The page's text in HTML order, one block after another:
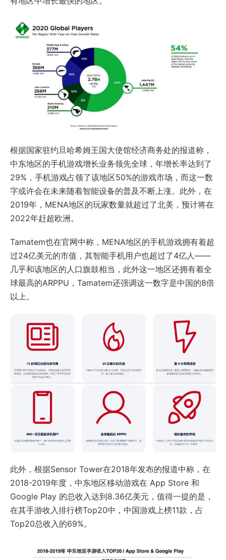
根据国家驻约旦哈希姆王国大使馆经济商务处的报道称，
中东地区的手机游戏增长业务领先全球，年增长率达到了
29%，手机游戏占领了该地区50%的游戏市场，而这一数
字或许会在未来随着智能设备的普及不断上涨。此外，在
2019年，MENA地区的玩家数量就超过了北美，预计将在
2022年赶超欧洲。
Tamatem也在官网中称，MENA地区的手机游戏拥有着超
过24亿美元的市值，其智能手机用户也超过了4亿人——
几乎和该地区的人口旗鼓相当，此外这一地区还拥有着全
球最高的ARPPU，Tamatem还强调这一数字是中国的8倍
以上。
此外，根据Sensor Tower在2018年发布的报道中称，在
2018-2019年度，中东地区移动游戏在 App Store 和
Google Play 的总收入达到8.36亿美元，值得一提的是，
在其手游收入排行榜Top20中，中国游戏上榜11款，占
Top20总收入的69%。